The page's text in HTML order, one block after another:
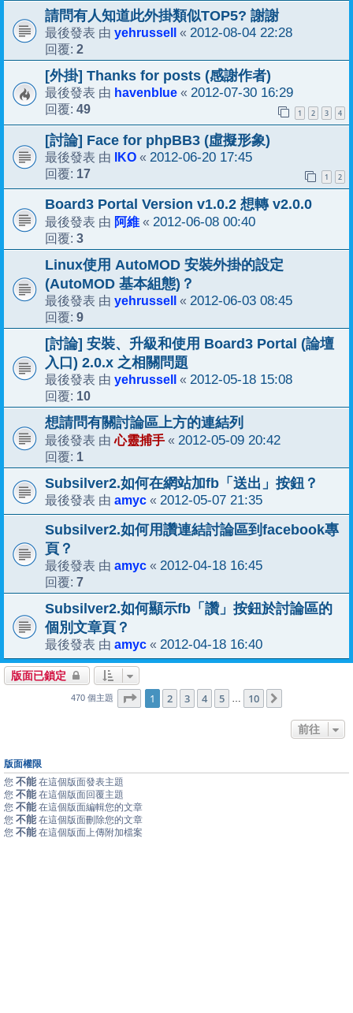
請問有人知道此外掛類似TOP5? 謝謝
最後發表 由 yehrussell « 2012-08-04 22:28
回覆: 2
[外掛] Thanks for posts (感謝作者)
最後發表 由 havenblue « 2012-07-30 16:29
回覆: 49 1 2 3 4
[討論] Face for phpBB3 (虛擬形象)
最後發表 由 IKO « 2012-06-20 17:45
回覆: 17 1 2
Board3 Portal Version v1.0.2 想轉 v2.0.0
最後發表 由 阿維 « 2012-06-08 00:40
回覆: 3
Linux使用 AutoMOD 安裝外掛的設定
(AutoMOD 基本組態)？
最後發表 由 yehrussell « 2012-06-03 08:45
回覆: 9
[討論] 安裝、升級和使用 Board3 Portal (論壇
入口) 2.0.x 之相關問題
最後發表 由 yehrussell « 2012-05-18 15:08
回覆: 10
想請問有關討論區上方的連結列
最後發表 由心靈捕手 « 2012-05-09 20:42
回覆: 1
Subsilver2.如何在網站加fb「送出」按鈕？
最後發表 由 amyc « 2012-05-07 21:35
Subsilver2.如何用讚連結討論區到facebook專
頁？
最後發表 由 amyc « 2012-04-18 16:45
回覆: 7
Subsilver2.如何顯示fb「讚」按鈕於討論區的
個別文章頁？
最後發表 由 amyc « 2012-04-18 16:40
版面已鎖定
470 個主題 第1 頁 (共 10頁)
1 2 3 4 5 10
前往
版面權限
您 不能 在這個版面發表主題
您 不能 在這個版面回覆主題
您 不能 在這個版面編輯您的文章
您 不能 在這個版面刪除您的文章
您 不能 在這個版面上傳附加檔案